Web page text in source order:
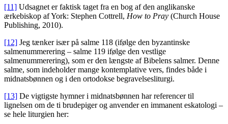
[11] Udsagnet er faktisk taget fra en bog af den anglikanske
ærkebiskop af York: Stephen Cottrell, How to Pray (Church House
Publishing, 2010).
[12] Jeg tænker især på salme 118 (ifølge den byzantinske
salmenummerering – salme 119 ifølge den vestlige
salmenummerering), som er den længste af Bibelens salmer. Denne
salme, som indeholder mange kontemplative vers, findes både i
midnatsbønnen og i den ortodokse begravelsesliturgi.
[13] De vigtigste hymner i midnatsbønnen har referencer til
lignelsen om de ti brudepiger og anvender en immanent eskatologi –
se hele liturgien her: